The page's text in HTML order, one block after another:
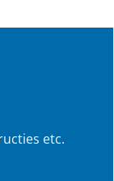
etc.